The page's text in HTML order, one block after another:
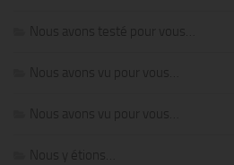
Nous avons testé pour vous…
Nous avons vu pour vous…
Nous avons vu pour vous…
Nous y étions…